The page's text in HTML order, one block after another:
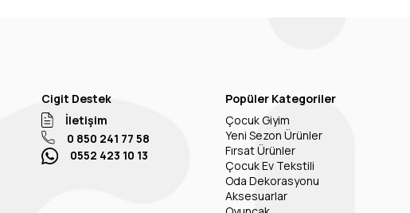
Cigit Destek
İletişim
0 850 241 77 58
0552 423 10 13
Popüler Kategoriler
Çocuk Giyim
Yeni Sezon Ürünler
Fırsat Ürünler
Çocuk Ev Tekstili
Oda Dekorasyonu
Aksesuarlar